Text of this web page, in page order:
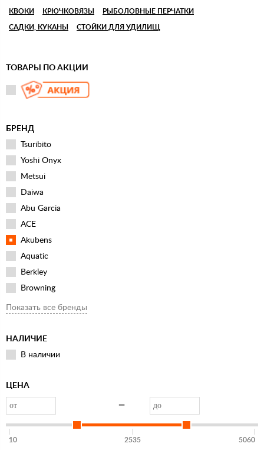
КВОКИ КРЮЧКОВЯЗЫ РЫБОЛОВНЫЕ ПЕРЧАТКИ
САДКИ, КУКАНЫ СТОЙКИ ДЛЯ УДИЛИЩ
ТОВАРЫ ПО АКЦИИ
БРЕНД
Tsuribito
Yoshi Onyx
Metsui
Daiwa
Abu Garcia
ACE
Akubens
Aquatic
Berkley
Browning
Feeder Concept
Fox Rage
Helios
Lucky John
Orange
Rapala
Показать все бренды
НАЛИЧИЕ
В наличии
ЦЕНА
—
10 2535 5060